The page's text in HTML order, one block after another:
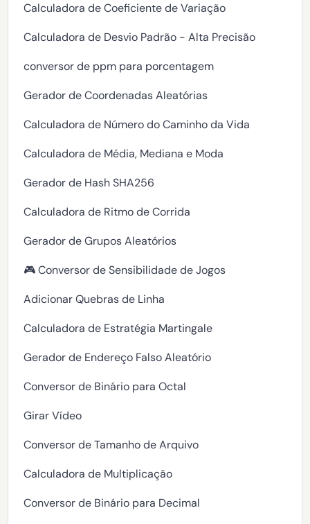
Calculadora de Coeficiente de Variação
Calculadora de Desvio Padrão - Alta Precisão
conversor de ppm para porcentagem
Gerador de Coordenadas Aleatórias
Calculadora de Número do Caminho da Vida
Calculadora de Média, Mediana e Moda
Gerador de Hash SHA256
Calculadora de Ritmo de Corrida
Gerador de Grupos Aleatórios
🎮 Conversor de Sensibilidade de Jogos
Adicionar Quebras de Linha
Calculadora de Estratégia Martingale
Gerador de Endereço Falso Aleatório
Conversor de Binário para Octal
Girar Vídeo
Conversor de Tamanho de Arquivo
Calculadora de Multiplicação
Conversor de Binário para Decimal